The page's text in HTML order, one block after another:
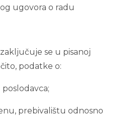
ugovora o radu
se u pisanoj
podatke o:
prebivalištu odnosno